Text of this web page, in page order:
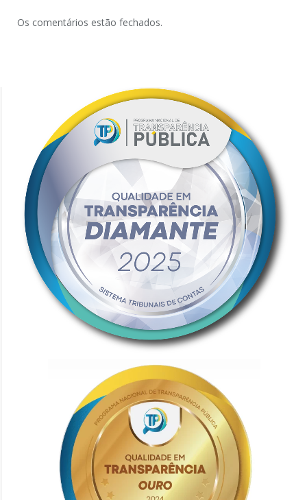
Os comentários estão fechados.